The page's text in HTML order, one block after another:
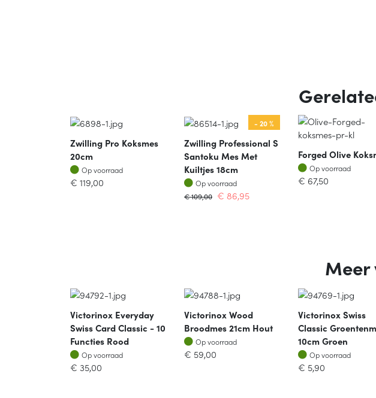
Zwilling Pro Koksmes
20cm
Op voorraad
Op voorraad
€ 119,00
- 20 %
Zwilling Professional S
Santoku Mes Met
Kuiltjes 18cm
Op voorraad
Op voorraad
€109,00 € 86,95
Forged Olive
Op voorraad
Op voorraad
€ 67,50
Meer
Victorinox Everyday
Swiss Card Classic - 10
Functies Rood
Op voorraad
Op voorraad
€ 35,00
Victorinox Wood
Broodmes 21cm Hout
Op voorraad
Op voorraad
€ 59,00
Victorinox Swiss
Classic
10cm Groen
Op voorraad
Op voorraad
€ 5,90